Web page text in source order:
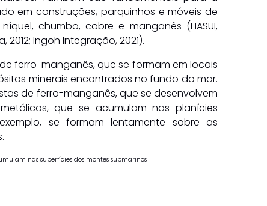
em construções, parquinhos e móveis de
chumbo, cobre e manganês (HASUI,
2012; Ingoh Integração, 2021).
ferro-manganês, que se formam em locais
minerais encontrados no fundo do mar.
de ferro-manganês, que se desenvolvem
que se acumulam nas planícies
se formam lentamente sobre as
nas superfícies dos montes submarinos